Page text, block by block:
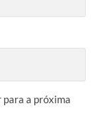
para a próxima